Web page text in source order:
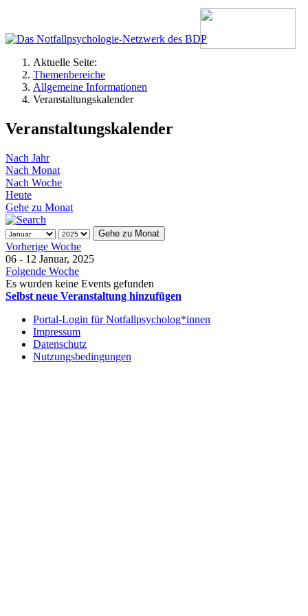
Aktuelle Seite:
Themenbereiche
Allgemeine Informationen
Veranstaltungskalender
Veranstaltungskalender
Nach Jahr
Nach Monat
Nach Woche
Heute
Gehe zu Monat
Gehe zu Monat
Vorherige Woche
06 - 12 Januar, 2025
Folgende Woche
Es wurden keine Events gefunden
Selbst neue Veranstaltung hinzufügen
Portal-Login für Notfallpsycholog*innen
Impressum
Datenschutz
Nutzungsbedingungen